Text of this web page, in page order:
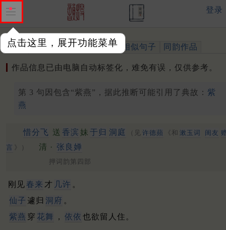
点击这里，展开功能菜单
登录
作品 标注四声 出处、引用 相似句子 同韵作品
作品信息已由电脑自动标签化，难免有误，仅供参考。
第 3 句因包含“紫燕”，据此推断可能引用了典故： 紫
燕
惜分飞 送 香滨 妹 于归 洞庭 （见 许德蘋 《和 漱玉词 闺友
言
》） 清 · 张良婵
押词韵第四部
刚见 春来 才 几许 。
仙子 遽归 洞府 。
紫燕 穿 花舞 ， 依依 也欲留人住。